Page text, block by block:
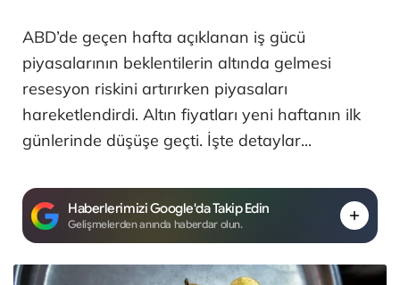
ABD’de geçen hafta açıklanan iş gücü
piyasalarının beklentilerin altında gelmesi
resesyon riskini artırırken piyasaları
hareketlendirdi. Altın fiyatları yeni haftanın ilk
günlerinde düşüşe geçti. İşte detaylar...
Haberlerimizi Google'da Takip Edin
Gelişmelerden anında haberdar olun.